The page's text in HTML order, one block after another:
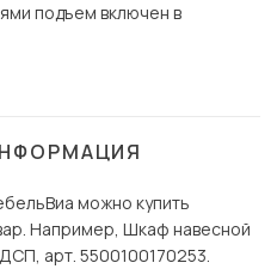
подъем включен в
можно купить
Например, Шкаф навесной
арт. 5500100170253.